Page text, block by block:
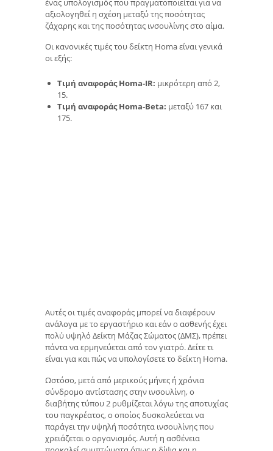
ένας υπολογισμός που πραγματοποιείται για να
αξιολογηθεί η σχέση μεταξύ της ποσότητας
ζάχαρης και της ποσότητας ινσουλίνης στο αίμα.
Οι κανονικές τιμές του δείκτη Homa είναι γενικά
οι εξής:
Τιμή αναφοράς Homa-IR: μικρότερη από 2,
15.
Τιμή αναφοράς Homa-Beta: μεταξύ 167 και
175.
Αυτές οι τιμές αναφοράς μπορεί να διαφέρουν
ανάλογα με το εργαστήριο και εάν ο ασθενής έχει
πολύ υψηλό Δείκτη Μάζας Σώματος (ΔΜΣ), πρέπει
πάντα να ερμηνεύεται από τον γιατρό. Δείτε τι
είναι για και πώς να υπολογίσετε το δείκτη Homa.
Ωστόσο, μετά από μερικούς μήνες ή χρόνια
σύνδρομο αντίστασης στην ινσουλίνη, ο
διαβήτης τύπου 2 ρυθμίζεται λόγω της αποτυχίας
του παγκρέατος, ο οποίος δυσκολεύεται να
παράγει την υψηλή ποσότητα ινσουλίνης που
χρειάζεται ο οργανισμός. Αυτή η ασθένεια